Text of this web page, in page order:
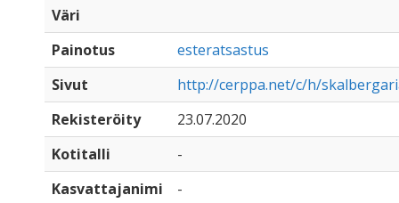
Väri
Painotus
esteratsastus
Sivut
http://cerppa.net/c/h/
Rekisteröity
23.07.2020
Kotitalli
-
Kasvattajanimi
-